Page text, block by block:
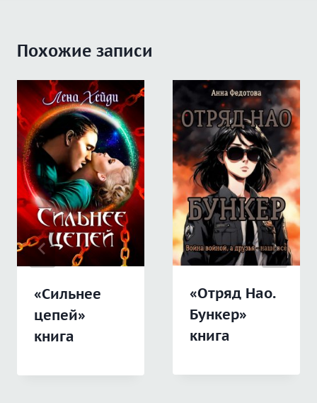
Похожие записи
«Сильнее
цепей»
книга
«Отряд Нао.
Бункер»
книга